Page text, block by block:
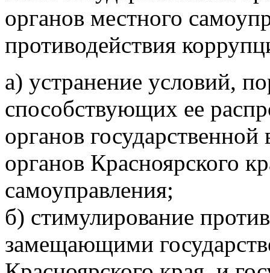
органов местного
противодействия
а) устранение условий,
способствующих ее
органов
органов Красноярского
самоуправления;
б) стимулирование
замещающими